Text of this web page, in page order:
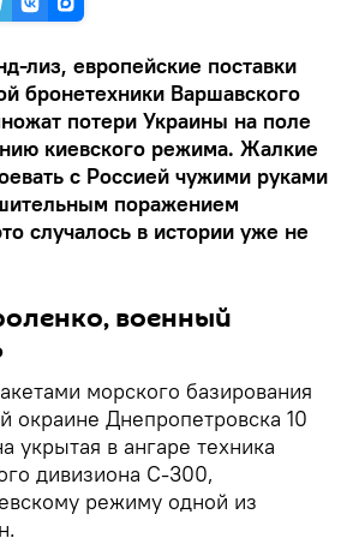
лиз, европейские поставки
бронетехники Варшавского
потери Украины на поле
киевского режима. Жалкие
с Россией чужими руками
поражением
случалось в истории уже не
военный
морского базирования
окраине Днепропетровска 10
укрытая в ангаре техника
дивизиона С-300,
режиму одной из